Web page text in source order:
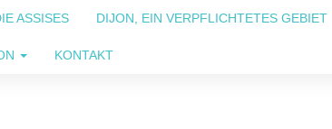
ASSISES DIJON, EIN VERPFLICHTETES GEBIET
KONTAKT